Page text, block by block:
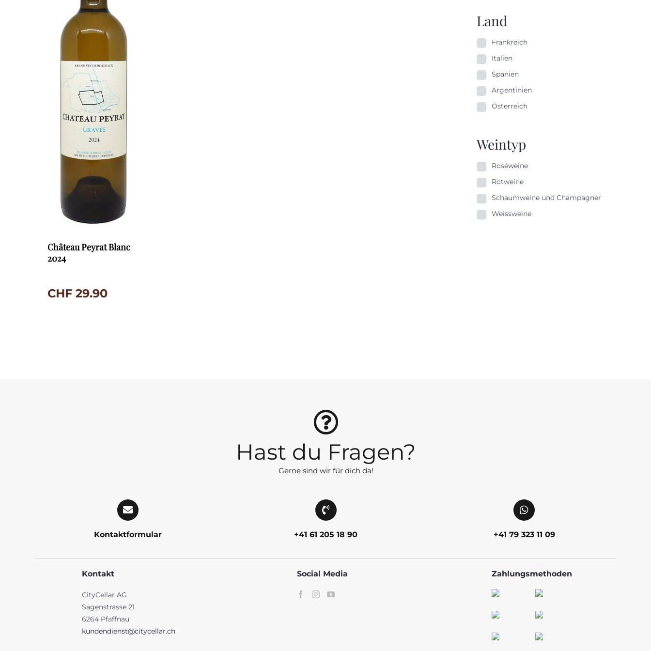
Château Peyrat Blanc
2024
CHF 29.90
Land
Frankreich
Italien
Spanien
Argentinien
Österreich
Weintyp
Roséweine
Rotweine
Schaumweine und Champagner
Weissweine
Hast du Fragen?
Gerne sind wir für dich da!
Kontaktformular +41 61 205 18 90 +41 79 323 11 09
Kontakt
CityCellar AG
Sagenstrasse 21
6264 Pfaffnau
kundendienst@citycellar.ch
Social Media Zahlungsmethoden